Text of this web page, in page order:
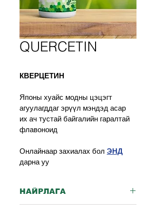
QUERCETIN
КВЕРЦЕТИН
Японы хуайс модны цэцэгт
агуулагддаг эрүүл мэндэд асар
их ач тустай байгалийн гаралтай
флавоноид
Онлайнаар захиалах бол ЭНД
дарна уу
НАЙРЛАГА